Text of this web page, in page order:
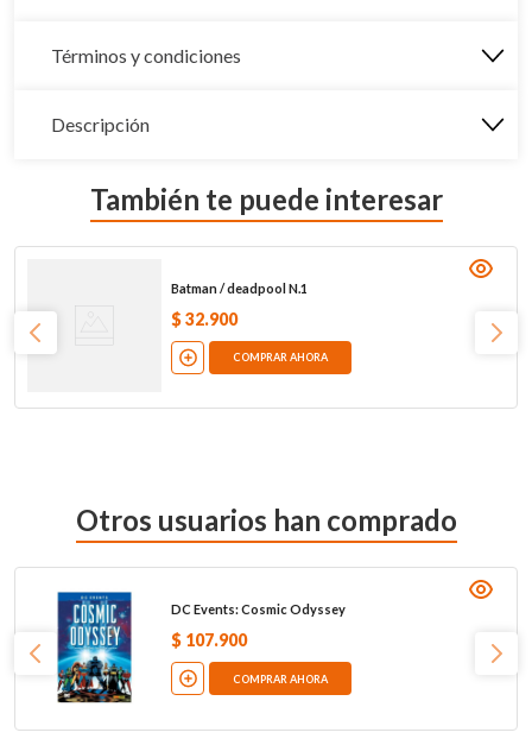
Términos y condiciones
Descripción
También te puede interesar
Batman / deadpool N.1
$ 32.900
COMPRAR AHORA
Otros usuarios han comprado
DC Events: Cosmic Odyssey
$ 107.900
COMPRAR AHORA